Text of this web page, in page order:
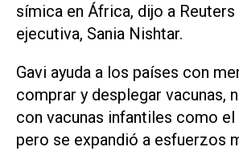
símica en África, dijo a
ejecutiva, Sania Nishtar.
Gavi ayuda a los países con
comprar y desplegar vacunas,
con vacunas infantiles como el
pero se expandió a esfuerzos